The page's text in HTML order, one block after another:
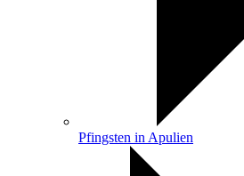
Pfingsten in Apulien